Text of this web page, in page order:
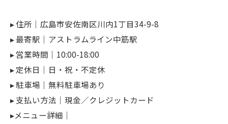
▸ 住所｜広島市安佐南区川内1丁目34-9-8
▸ 最寄駅｜アストラムライン中筋駅
▸ 営業時間｜10:00-18:00
▸ 定休日｜日・祝・不定休
▸ 駐車場｜無料駐車場あり
▸ 支払い方法｜現金／クレジットカード
▸メニュー詳細｜